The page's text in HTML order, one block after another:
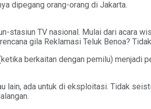
dipegang orang-orang di Jakarta.
TV nasional. Mulai dari acara
gila Reklamasi Teluk Benoa?
berkaitan dengan pemilu) menjadi
ada untuk di eksploitasi. Tidak